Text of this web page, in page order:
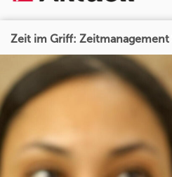
Zeit im Griff: